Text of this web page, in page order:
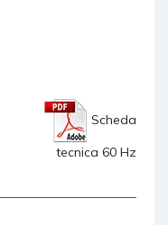
Scheda
tecnica 60 Hz